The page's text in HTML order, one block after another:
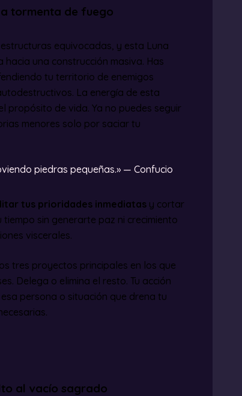
tormenta de fuego
equivocadas, y esta Luna
una construcción masiva. Has
tu territorio de enemigos
La energía de esta
propósito de vida. Ya no puedes seguir
menores solo por saciar tu
piedras pequeñas.» — Confucio
tus prioridades inmediatas y cortar
sin generarte paz ni crecimiento
viscerales.
tres proyectos principales en los que
Delega o elimina el resto. Tu acción
persona o situación que drena tu
al vacío sagrado